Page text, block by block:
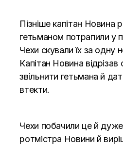
Пізніше капітан Новина
гетьманом потрапили у
Чехи скували їх за одну
Капітан Новина відрізав
звільнити гетьмана й
втекти.
Чехи побачили це й дуже
ротмістра Новини й